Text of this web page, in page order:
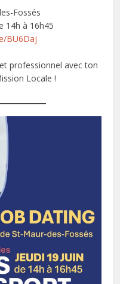
Fossés
14h à 16h45
BU6Daj
professionnel avec ton
Locale !